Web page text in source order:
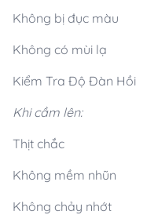
Không bị đục màu
Không có mùi lạ
Kiểm Tra Độ Đàn Hồi
Khi cầm lên:
Thịt chắc
Không mềm nhũn
Không chảy nhớt